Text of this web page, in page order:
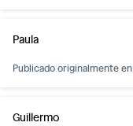
Paula
Publicado originalmente en
Guillermo